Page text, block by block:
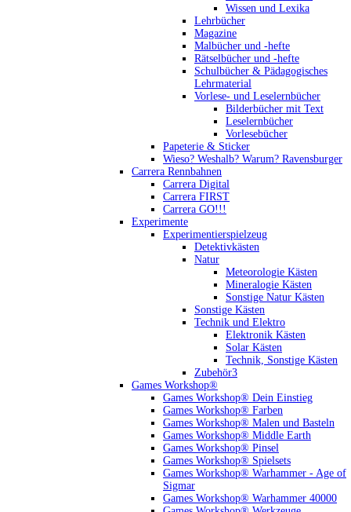
Wissen und Lexika
Lehrbücher
Magazine
Malbücher und -hefte
Rätselbücher und -hefte
Schulbücher & Pädagogisches
Lehrmaterial
Vorlese- und Leselernbücher
Bilderbücher mit Text
Leselernbücher
Vorlesebücher
Papeterie & Sticker
Wieso? Weshalb? Warum? Ravensburger
Carrera Rennbahnen
Carrera Digital
Carrera FIRST
Carrera GO!!!
Experimente
Experimentierspielzeug
Detektivkästen
Natur
Meteorologie Kästen
Mineralogie Kästen
Sonstige Natur Kästen
Sonstige Kästen
Technik und Elektro
Elektronik Kästen
Solar Kästen
Technik, Sonstige Kästen
Zubehör3
Games Workshop®
Games Workshop® Dein Einstieg
Games Workshop® Farben
Games Workshop® Malen und Basteln
Games Workshop® Middle Earth
Games Workshop® Pinsel
Games Workshop® Spielsets
Games Workshop® Warhammer - Age of
Sigmar
Games Workshop® Warhammer 40000